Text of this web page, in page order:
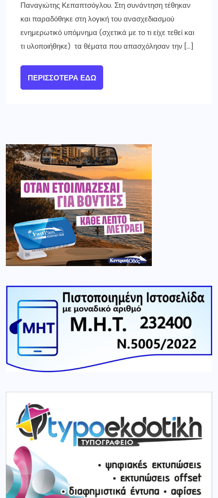
Παναγιώτης Κεπαπτσόγλου. Στη συνάντηση τέθηκαν
και παραδόθηκε στη λογική του ανασχεδιασμού
ενημερωτικό υπόμνημα (σχετικά με το τι είχε τεθεί και
τι υλοποιήθηκε) τα θέματα που απασχόλησαν την […]
ΠΕΡΙΣΣΌΤΕΡΑ ΕΔΏ